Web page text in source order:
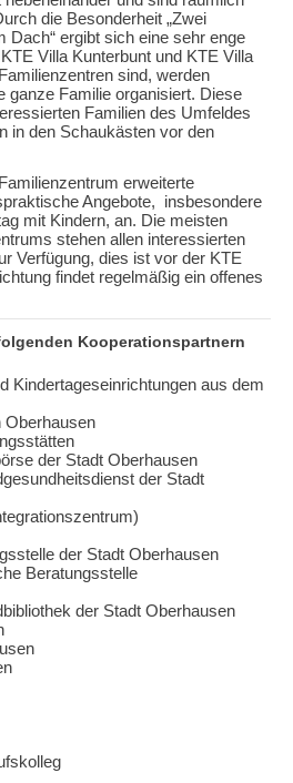
die Besonderheit „Zwei
Dach“ ergibt sich eine sehr enge
Villa Kunterbunt und KTE Villa
sind, werden
ganze Familie organisiert. Diese
Familien des Umfeldes
in den Schaukästen vor den
erweiterte
Angebote, insbesondere
mit Kindern, an. Die meisten
stehen allen interessierten
Verfügung, dies ist vor der KTE
findet regelmäßig ein offenes
Kooperationspartnern
Kindertageseinrichtungen aus dem
Oberhausen
der Stadt Oberhausen
der Stadt
der Stadt Oberhausen
Beratungsstelle
der Stadt Oberhausen